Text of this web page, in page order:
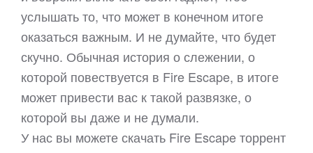
услышать то, что может в конечном итоге
оказаться важным. И не думайте, что будет
скучно. Обычная история о слежении, о
которой повествуется в Fire Escape, в итоге
может привести вас к такой развязке, о
которой вы даже и не думали.
У нас вы можете скачать Fire Escape торрент